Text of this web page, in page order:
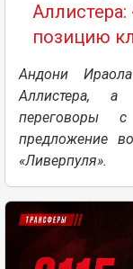
Аллистера:
позицию
Андони
Аллистера, а
переговоры
предложение
«Ливерпуля».